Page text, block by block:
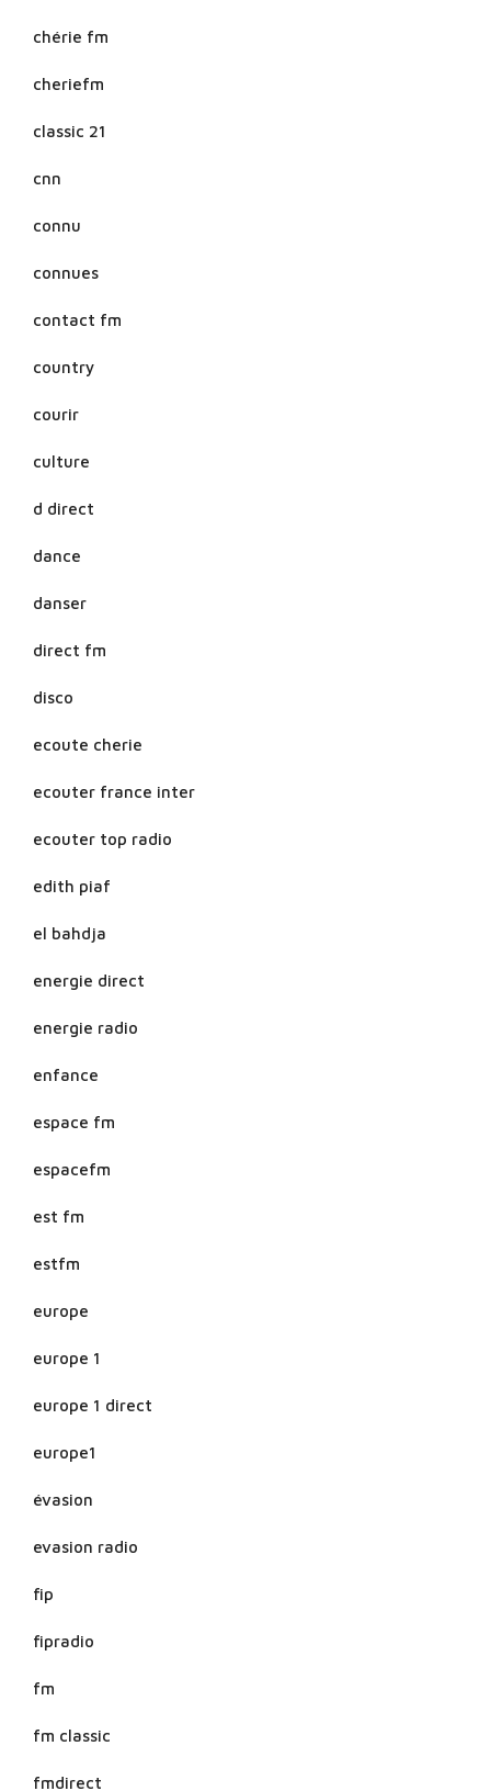
chérie fm
cheriefm
classic 21
cnn
connu
connues
contact fm
country
courir
culture
d direct
dance
danser
direct fm
disco
ecoute cherie
ecouter france inter
ecouter top radio
edith piaf
el bahdja
energie direct
energie radio
enfance
espace fm
espacefm
est fm
estfm
europe
europe 1
europe 1 direct
europe1
évasion
evasion radio
fip
fipradio
fm
fm classic
fmdirect